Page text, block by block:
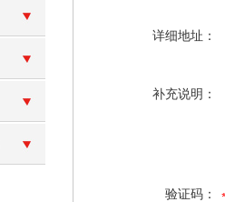
详细地址：
补充说明：
验证码：